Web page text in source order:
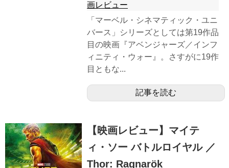
画レビュー
「マーベル・シネマティック・ユニ
バース」シリーズとしては第19作品
目の映画『アベンジャーズ／インフ
ィニティ・ウォー』。さすがに19作
目ともな...
記事を読む
【映画レビュー】マイテ
ィ・ソー バトルロイヤル ／
Thor: Ragnarök